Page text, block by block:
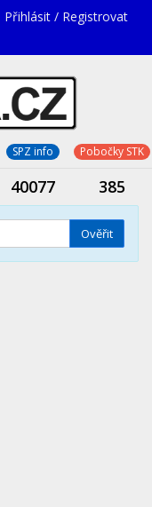
Přihlásit / Registrovat
SPZ info Pobočky STK
40077 385
Ověřit